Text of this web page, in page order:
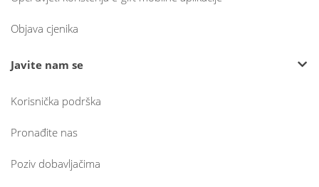
Objava cjenika
Javite nam se
Korisnička podrška
Pronađite nas
Poziv dobavljačima